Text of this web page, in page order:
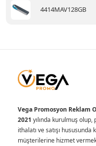
4414MAV128GB
Vega Promosyon Reklam
2021 yılında kurulmuş
ithalatı ve satışı
müşterilerine hizmet